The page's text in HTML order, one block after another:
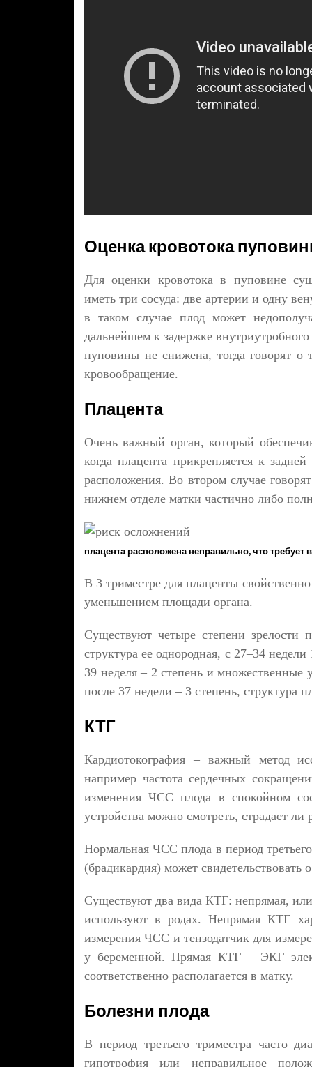
Оценка кровотока
Для оценки кровотока в пуповине
иметь три сосуда: две артерии и одну
в таком случае плод может
дальнейшем к задержке
пуповины не снижена, тогда говорят о
кровообращение.
Плацента
Очень важный орган, который
когда плацента прикрепляется к
расположения. Во втором случае
нижнем отделе матки частично либо
плацента расположена неправильно, что
В 3 триместре для плаценты свойственно
уменьшением площади органа.
Существуют четыре степени зрелости
структура ее однородная, с 27–34
39 неделя – 2 степень и множественные
после 37 недели – 3 степень, структура
КТГ
Кардиотокография – важный метод
например частота сердечных
изменения ЧСС плода в спокойном
устройства можно смотреть, страдает ли
Нормальная ЧСС плода в период
(брадикардия) может свидетельствовать
Существуют два вида КТГ: непрямая,
используют в родах. Непрямая КТГ
измерения ЧСС и тензодатчик для
у беременной. Прямая КТГ – ЭКГ
соответственно располагается в матку.
Болезни плода
В период третьего триместра часто
гипотрофия или неправильное